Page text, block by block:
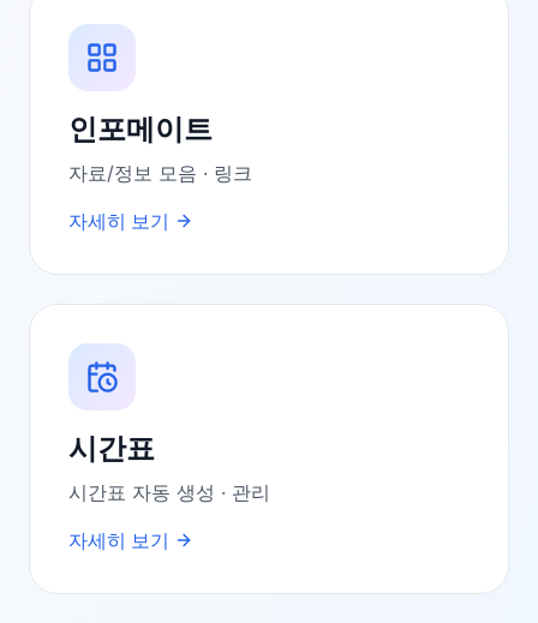
인포메이트
자료/정보 모음 · 링크
자세히 보기
시간표
시간표 자동 생성 · 관리
자세히 보기